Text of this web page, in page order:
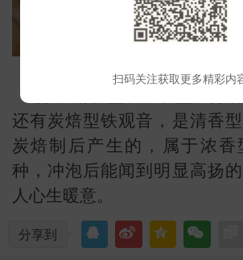
扫码关注获取更多精彩内
常
除了清香型、浓香型、陈
还有炭焙型铁观音，是清香
炭焙制后产生的，属于浓香
种，冲泡后能闻到明显高扬
人心生暖意。
分享到